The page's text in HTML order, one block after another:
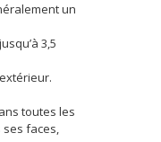
un
3,5
toutes les
ses faces,